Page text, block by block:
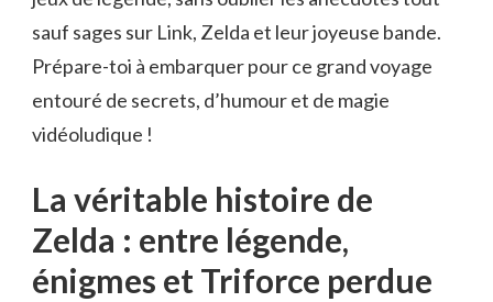
sauf sages sur Link, Zelda et leur joyeuse bande.
Prépare-toi à embarquer pour ce grand voyage
entouré de secrets, d’humour et de magie
vidéoludique !
La véritable histoire de
Zelda : entre légende,
énigmes et Triforce perdue